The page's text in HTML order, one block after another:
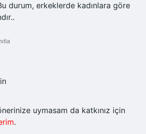
durum, erkeklerde kadınlara göre
uymasam da katkınız için
.